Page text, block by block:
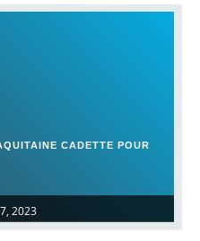
2023
CADETTE POUR